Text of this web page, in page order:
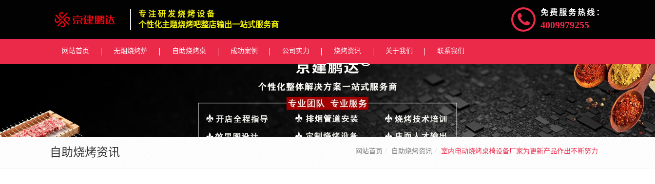
专 注 研 发 烧 烤 设 备
个性化主题烧烤吧整店输出一站式服务商
免费服务热线：
4009979255
网站首页 无烟烧烤炉 自助烧烤桌 成功案例 公司实力 烧烤资讯 关于我们 联系我们
自助烧烤资讯 网站首页 自助烧烤资讯 室内电动烧烤桌椅设备厂家为更新产品作出不断努力